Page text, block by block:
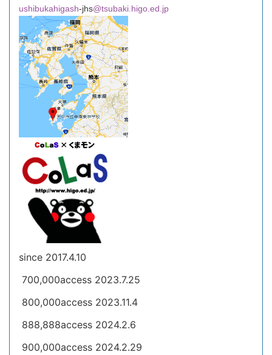
ushibukahigash-jhs@tsubaki.higo.ed.jp
since 2017.4.10
700,000access 2023.7.25
800,000access 2023.11.4
888,888access 2024.2.6
900,000access 2024.2.29